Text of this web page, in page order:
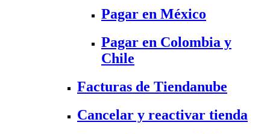
Pagar en México
Pagar en Colombia y
Chile
Facturas de Tiendanube
Cancelar y reactivar tienda